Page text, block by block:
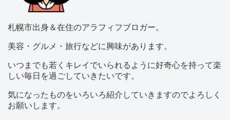
札幌市出身＆在住のアラフィフブロガー。
美容・グルメ・旅行などに興味があります。
いつまでも若くキレイでいられるように好奇心を持って楽
しい毎日を過ごしていきたいです。
気になったものをいろいろ紹介していきますのでよろしく
お願いします。